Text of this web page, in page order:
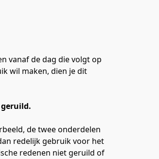
vanaf de dag die volgt op
wil maken, dien je dit
de twee onderdelen
redelijk gebruik voor het
redenen niet geruild of